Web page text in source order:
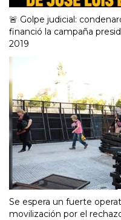
🚨 Golpe judicial:
financió la campaña
2019
Se espera un fuerte
movilización por el